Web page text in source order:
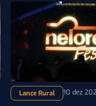
exportados reduz
setor
Lance Rural 10 dez